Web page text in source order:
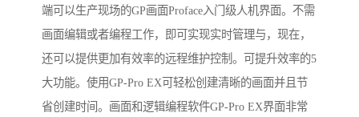
端可以生产现场的GP画面Proface入门级人机界面。不需
画面编辑或者编程工作，即可实现实时管理与，现在，
还可以提供更加有效率的远程维护控制。可提升效率的5
大功能。使用GP-Pro EX可轻松创建清晰的画面并且节
省创建时间。画面和逻辑编程软件GP-Pro EX界面非常